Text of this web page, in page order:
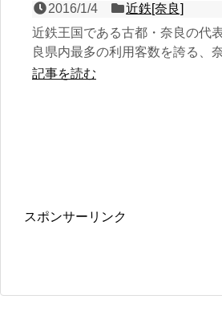
2016/1/4
近鉄[奈良]
近鉄王国である古都・奈良の代
良県内最多の利用客数を誇る、
式４面４線の奈良県内唯一の地
記事を読む
スポンサーリンク